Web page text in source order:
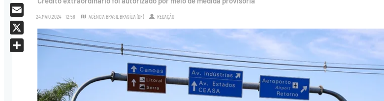
24.MAIO.2024 - 12:58 AGÊNCIA BRASIL BRASÍLIA (DF) REDAÇÃO
WhatsApp
Email
X